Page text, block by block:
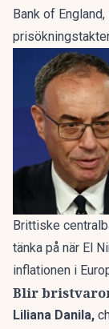
Bank of
Brittiske
tänka på när El
inflationen i
Blir
Liliana Danila,